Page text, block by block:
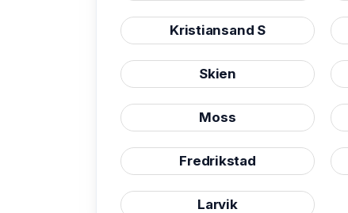
Kristiansand S
Skien
Moss
Fredrikstad
Larvik